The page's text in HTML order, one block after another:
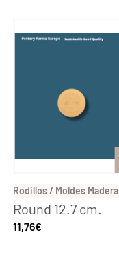
Rodillos / Moldes Madera
Round 12.7 cm.
11,76€